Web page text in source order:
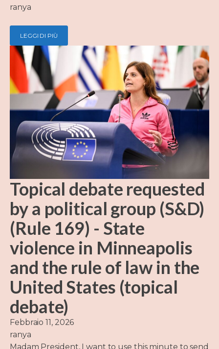
ranya
LEGGI DI PIÙ
Topical debate requested
by a political group (S&D)
(Rule 169) - State
violence in Minneapolis
and the rule of law in the
United States (topical
debate)
Febbraio 11, 2026
ranya
Madam President, I want to use this minute to send